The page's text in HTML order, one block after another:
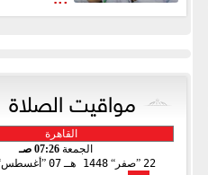
مواقيت الصلاة
الجمعة 07:26 صـ
22 صفر 1448 هـ 07 أغسطس